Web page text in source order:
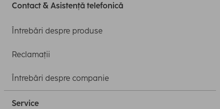
Contact & Asistență telefonică
Întrebări despre produse
Reclamații
Întrebări despre companie
Service